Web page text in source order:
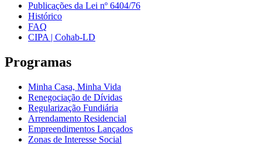
Publicações da Lei nº 6404/76
Histórico
FAQ
CIPA | Cohab-LD
Programas
Minha Casa, Minha Vida
Renegociação de Dívidas
Regularização Fundiária
Arrendamento Residencial
Empreendimentos Lançados
Zonas de Interesse Social